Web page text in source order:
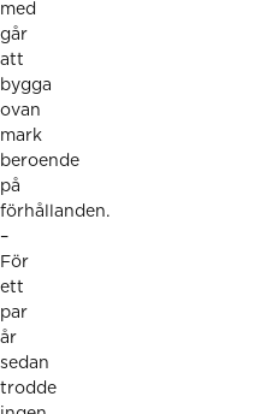
med
går
att
bygga
ovan
mark
beroende
på
förhållanden.
–
För
ett
par
år
sedan
trodde